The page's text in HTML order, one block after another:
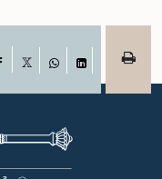
Facebook
WhatsAppLinkedIn